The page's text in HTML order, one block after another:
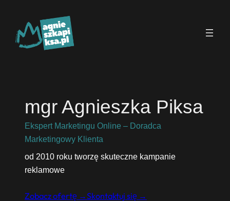
treści
mgr Agnieszka Piksa
Ekspert Marketingu Online – Doradca
Marketingowy Klienta
od 2010 roku tworzę skuteczne kampanie
reklamowe
Zobacz ofertę →Skontaktuj się →